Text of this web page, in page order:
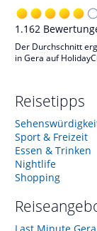
1.162
Der Durchschnitt
in Gera auf
Reisetipps
Sport & Freizeit
Essen & Trinken
Nightlife
Shopping